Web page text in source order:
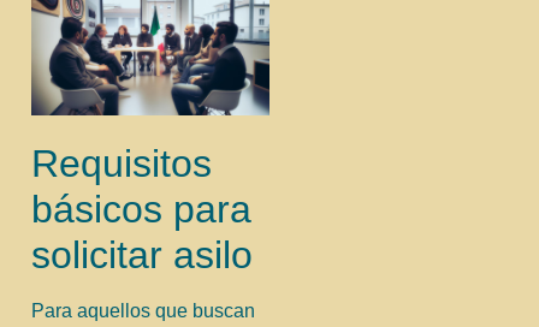
Requisitos
básicos para
solicitar asilo
Para aquellos que buscan